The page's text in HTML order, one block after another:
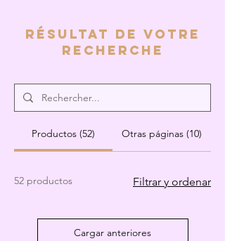
Résultat de voTre
recherche
Productos (52) Otras páginas (10)
52 productos Filtrar y ordenar
Cargar anteriores